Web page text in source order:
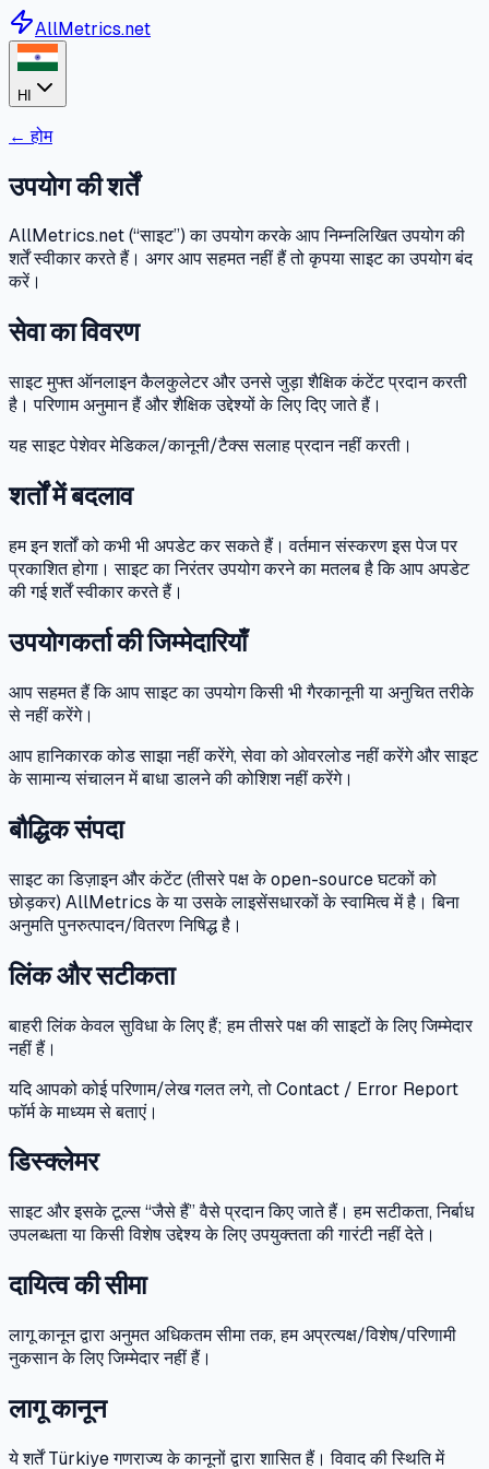
AllMetrics.net
HI
←होम
उपयोग की शर्तें
AllMetrics.net (“साइट”) का उपयोग करके आप निम्नलिखित उपयोग की
शर्तें स्वीकार करते हैं। अगर आप सहमत नहीं हैं तो कृपया साइट का उपयोग बंद
करें।
सेवा का विवरण
साइट मुफ्त ऑनलाइन कैलकुलेटर और उनसे जुड़ा शैक्षिक कंटेंट प्रदान करती
है। परिणाम अनुमान हैं और शैक्षिक उद्देश्यों के लिए दिए जाते हैं।
यह साइट पेशेवर मेडिकल/कानूनी/टैक्स सलाह प्रदान नहीं करती।
शर्तों में बदलाव
हम इन शर्तों को कभी भी अपडेट कर सकते हैं। वर्तमान संस्करण इस पेज पर
प्रकाशित होगा। साइट का निरंतर उपयोग करने का मतलब है कि आप अपडेट
की गई शर्तें स्वीकार करते हैं।
उपयोगकर्ता की जिम्मेदारियाँ
आप सहमत हैं कि आप साइट का उपयोग किसी भी गैरकानूनी या अनुचित तरीके
से नहीं करेंगे।
आप हानिकारक कोड साझा नहीं करेंगे, सेवा को ओवरलोड नहीं करेंगे और साइट
के सामान्य संचालन में बाधा डालने की कोशिश नहीं करेंगे।
बौद्धिक संपदा
साइट का डिज़ाइन और कंटेंट (तीसरे पक्ष के open-source घटकों को
छोड़कर) AllMetrics के या उसके लाइसेंसधारकों के स्वामित्व में है। बिना
अनुमति पुनरुत्पादन/वितरण निषिद्ध है।
लिंक और सटीकता
बाहरी लिंक केवल सुविधा के लिए हैं; हम तीसरे पक्ष की साइटों के लिए जिम्मेदार
नहीं हैं।
यदि आपको कोई परिणाम/लेख गलत लगे, तो Contact / Error Report
फॉर्म के माध्यम से बताएं।
डिस्क्लेमर
साइट और इसके टूल्स “जैसे हैं” वैसे प्रदान किए जाते हैं। हम सटीकता, निर्बाध
उपलब्धता या किसी विशेष उद्देश्य के लिए उपयुक्तता की गारंटी नहीं देते।
दायित्व की सीमा
लागू कानून द्वारा अनुमत अधिकतम सीमा तक, हम अप्रत्यक्ष/विशेष/परिणामी
नुकसान के लिए जिम्मेदार नहीं हैं।
लागू कानून
ये शर्तें Türkiye गणराज्य के कानूनों द्वारा शासित हैं। विवाद की स्थिति में